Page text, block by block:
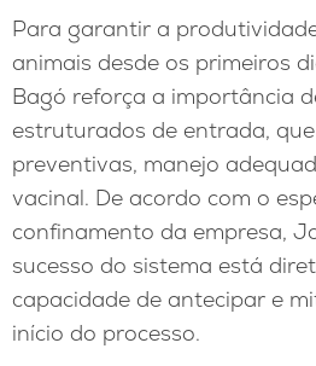
Para garantir a
animais desde os primeiros
Bagó reforça a importância
estruturados de entrada,
preventivas, manejo
vacinal. De acordo com o
confinamento da empresa,
sucesso do sistema está
capacidade de antecipar e
início do processo.